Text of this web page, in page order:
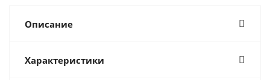
Описание
Характеристики